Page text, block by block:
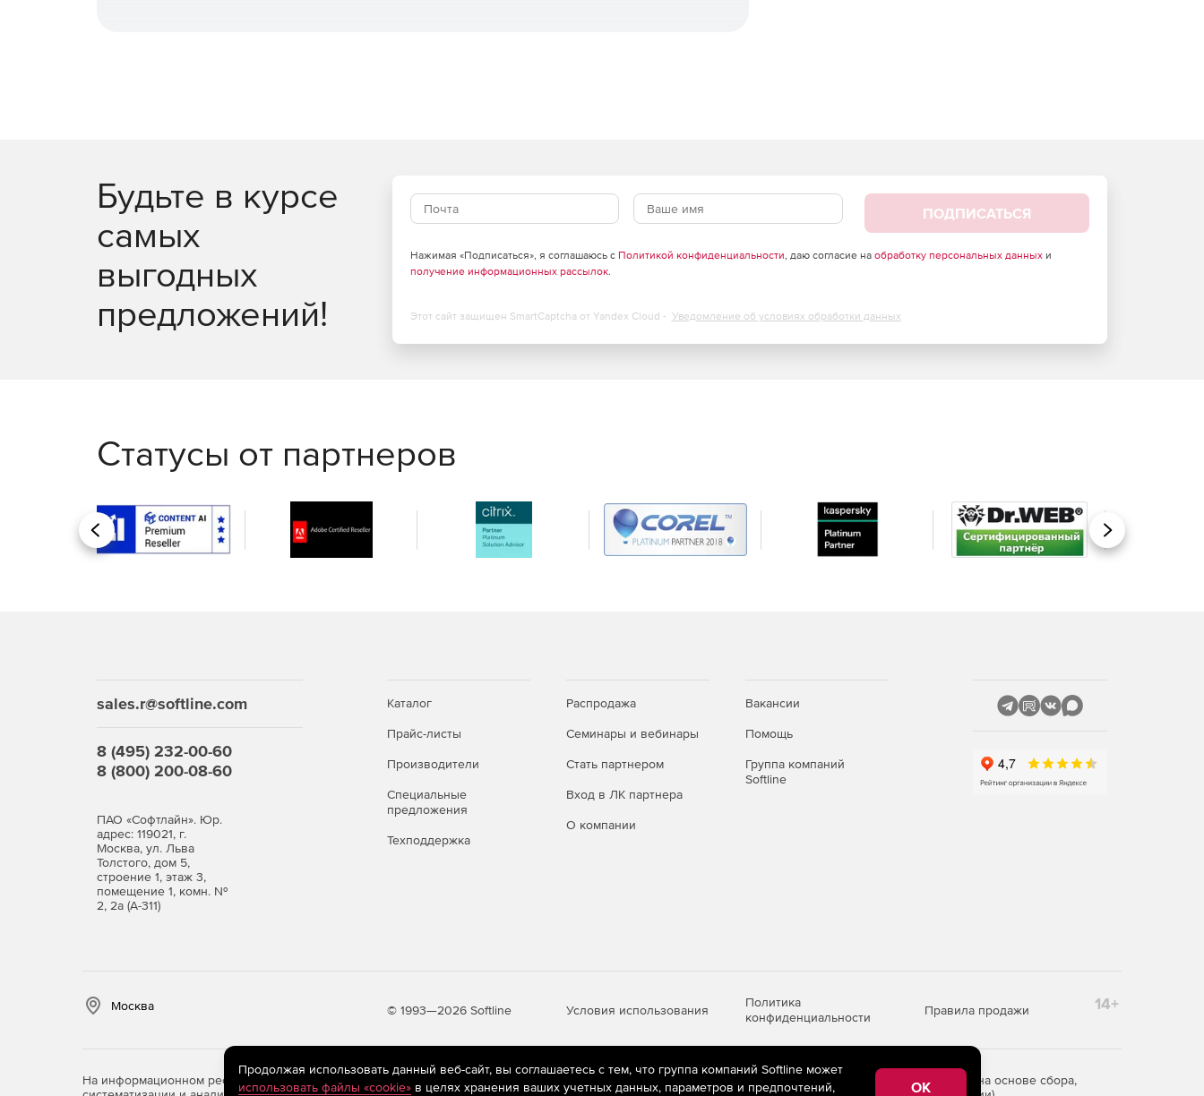
Будьте в курсе
самых
выгодных
предложений!
ПОДПИСАТЬСЯ
Нажимая «Подписаться», я соглашаюсь с Политикой конфиденциальности, даю согласие на обработку персональных данныхи
получение информационных рассылок.
Этот сайт защищен SmartCaptcha от Yandex Cloud - Уведомление об условиях обработки данных
Статусы от партнеров
Назад Вперед
sales.r@softline.com
8 (495) 232-00-60
8 (800) 200-08-60
ПАО «Софтлайн». Юр.
адрес: 119021, г.
Москва, ул. Льва
Толстого, дом 5,
строение 1, этаж 3,
помещение 1, комн. №
2, 2а (А-311)
Каталог
Прайс-листы
Производители
Специальные
предложения
Техподдержка
Распродажа
Семинары и вебинары
Стать партнером
Вход в ЛК партнера
О компании
Вакансии
Помощь
Группа компаний
Softline
Москва © 1993—2026 Softline Условия использования
Политика
конфиденциальности
Правила продажи 14+
На информационном ресурсе store.softline.ru применяются рекомендательные технологии
(информационные технологии предоставления информации на основе сбора,
Продолжая использовать данный веб-сайт, вы соглашаетесь с тем, что группа компаний Softline может
использовать файлы «cookie»в целях хранения ваших учетных данных, параметров и предпочтений, OK